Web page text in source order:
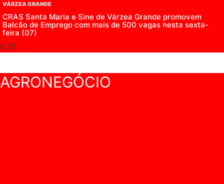
VÁRZEA GRANDE
CRAS Santa Maria e Sine de Várzea Grande promovem
Balcão de Emprego com mais de 500 vagas nesta sexta-
feira (07)
AGRONEGÓCIO